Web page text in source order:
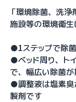
「環境除菌、洗
施設等の環境衛生
●1ステップで除
●ベッド周り、ト
で、幅広い除菌
●調整液は塩素臭
製剤です